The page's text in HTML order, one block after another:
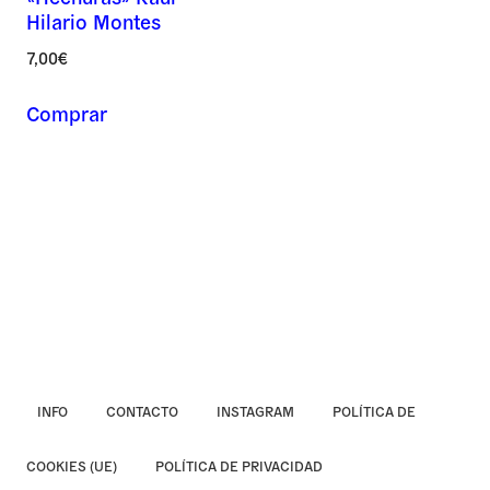
Hilario Montes
7,00€
Comprar
INFO CONTACTO INSTAGRAM POLÍTICA DE
COOKIES (UE) POLÍTICA DE PRIVACIDAD
Asunto *